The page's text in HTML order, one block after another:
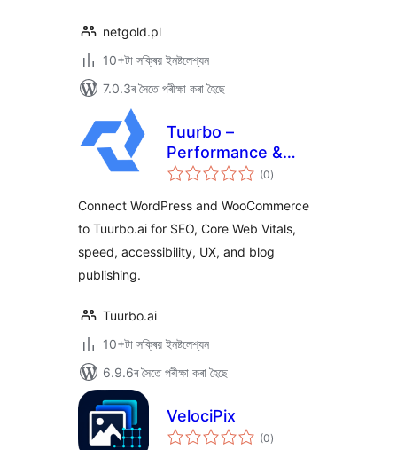
netgold.pl
10+টা সক্ৰিয় ইনষ্টলেশ্যন
7.0.3ৰ সৈতে পৰীক্ষা কৰা হৈছে
Tuurbo –
Performance &
SEO Connector
(0টা
মুঠ)
Connect WordPress and WooCommerce
to Tuurbo.ai for SEO, Core Web Vitals,
speed, accessibility, UX, and blog
publishing.
Tuurbo.ai
10+টা সক্ৰিয় ইনষ্টলেশ্যন
6.9.6ৰ সৈতে পৰীক্ষা কৰা হৈছে
VelociPix
(0টা
মুঠ)